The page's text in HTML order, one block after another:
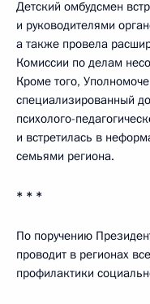
Детский омбудсмен
и руководителями
а также провела
Комиссии по делам
Кроме того,
специализированный
психолого-
и встретилась в
семьями региона.
* * *
По поручению
проводит в регионах
профилактики